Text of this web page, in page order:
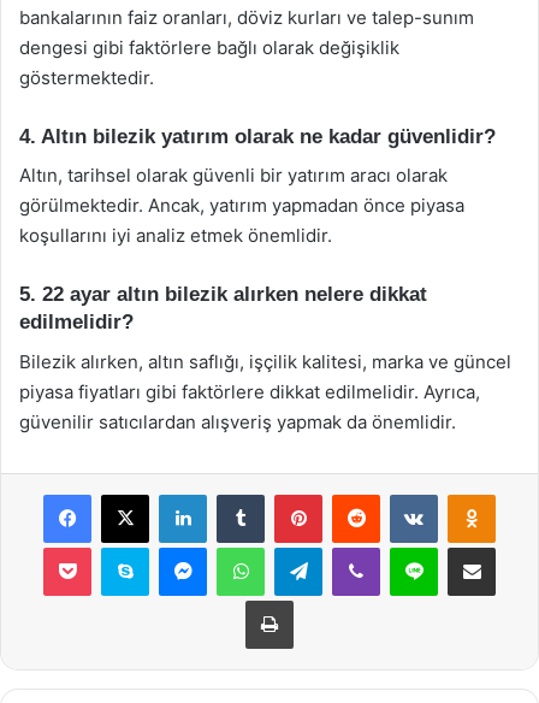
bankalarının faiz oranları, döviz kurları ve talep-sunım
dengesi gibi faktörlere bağlı olarak değişiklik
göstermektedir.
4. Altın bilezik yatırım olarak ne kadar güvenlidir?
Altın, tarihsel olarak güvenli bir yatırım aracı olarak
görülmektedir. Ancak, yatırım yapmadan önce piyasa
koşullarını iyi analiz etmek önemlidir.
5. 22 ayar altın bilezik alırken nelere dikkat
edilmelidir?
Bilezik alırken, altın saflığı, işçilik kalitesi, marka ve güncel
piyasa fiyatları gibi faktörlere dikkat edilmelidir. Ayrıca,
güvenilir satıcılardan alışveriş yapmak da önemlidir.
Facebook
X LinkedInTumblr PinterestReddit VKontakte
Pocket Skype MessengerWhatsAppTelegramViber Line E-Posta ile
Yazdır